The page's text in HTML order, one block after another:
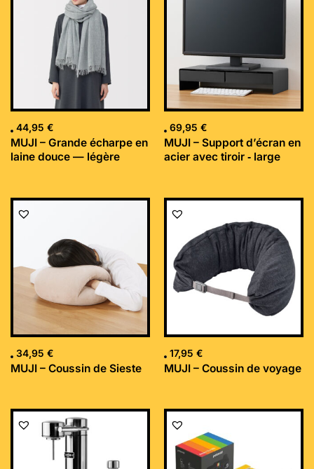
44,95 €
MUJI – Grande écharpe en
laine douce — légère
69,95 €
MUJI – Support d’écran en
acier avec tiroir ‐ large
34,95 €
MUJI – Coussin de Sieste
17,95 €
MUJI – Coussin de voyage
Le
initial
était :
169,99 €.
Le